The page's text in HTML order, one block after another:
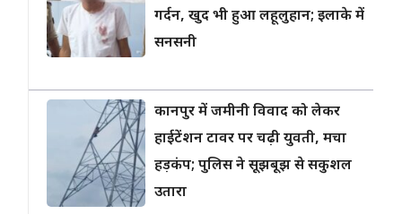
गर्दन, खुद भी हुआ लहूलुहान; इलाके में
सनसनी
कानपुर में जमीनी विवाद को लेकर
हाईटेंशन टावर पर चढ़ी युवती, मचा
हड़कंप; पुलिस ने सूझबूझ से सकुशल
उतारा